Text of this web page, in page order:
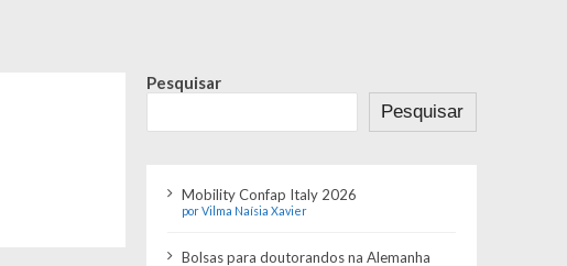
Pesquisar
Pesquisar
Mobility Confap Italy 2026
por Vilma Naísia Xavier
Bolsas para doutorandos na Alemanha